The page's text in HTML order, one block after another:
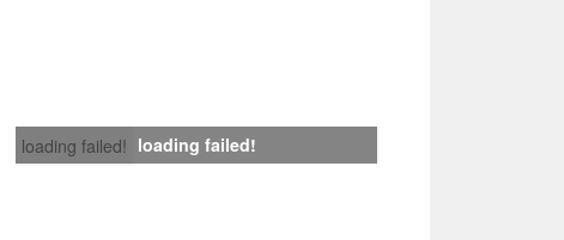
loading failed! loading failed!